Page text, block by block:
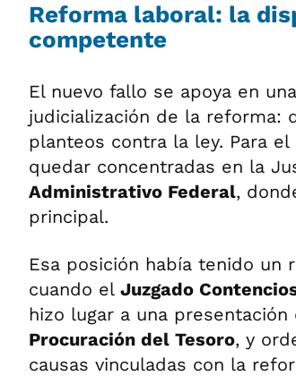
Reforma laboral: la
competente
El nuevo fallo se apoya en
judicialización de la reforma:
planteos contra la ley. Para
quedar concentradas en la
Administrativo Federal,
principal.
Esa posición había tenido un
cuando el Juzgado
hizo lugar a una
Procuración del Tesoro, y
causas vinculadas con la